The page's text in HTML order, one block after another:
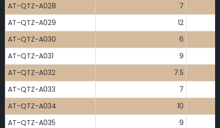
AT-QTZ-A028
7
AT-QTZ-A029
12
AT-QTZ-A030
6
AT-QTZ-A031
9
AT-QTZ-A032
7.5
AT-QTZ-A033
7
AT-QTZ-A034
10
AT-QTZ-A035
9